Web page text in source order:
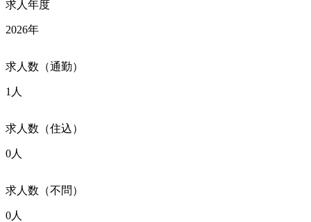
求人年度
2026年
求人数（通勤）
1人
求人数（住込）
0人
求人数（不問）
0人